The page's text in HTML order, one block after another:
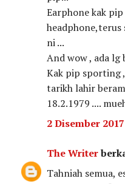
Earphone kak
headphone,terus
ni ...
And wow , ada
Kak pip sporting
tarikh lahir
18.2.1979 ....
2 Disember
The Writer
Tahniah semua,